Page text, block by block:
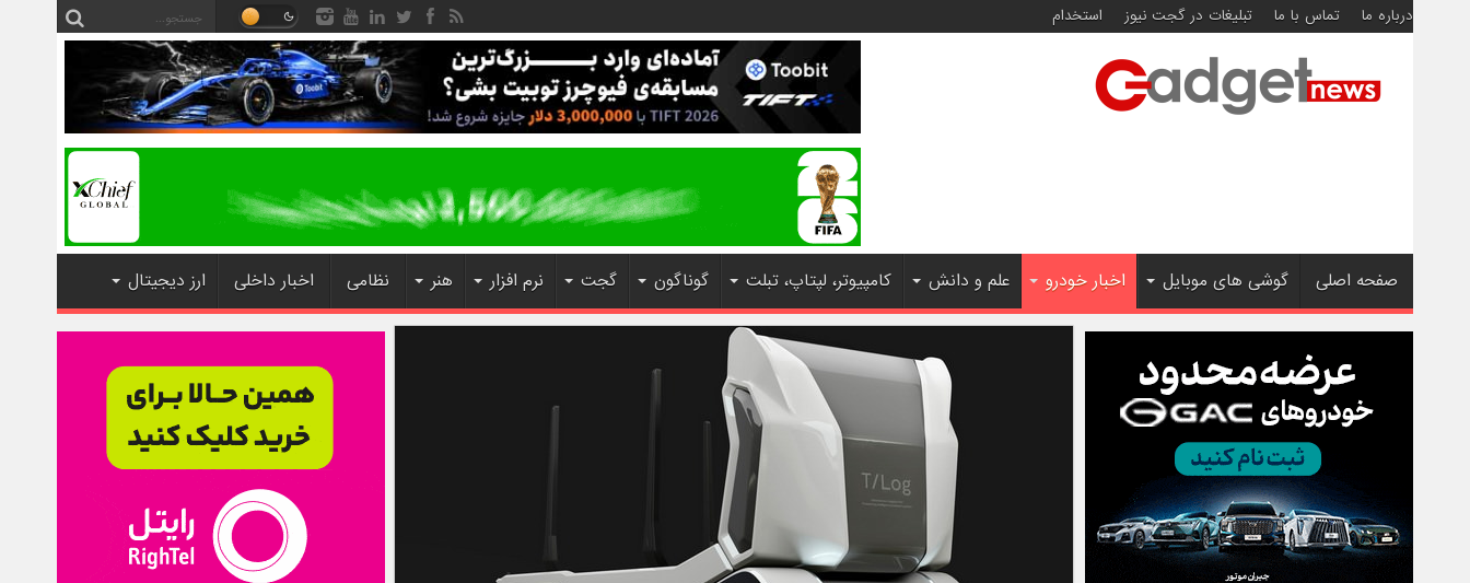
درباره ما تماس با ما تبلیغات در گجت نیوز استخدام
صفحه اصلی گوشی های موبایل اخبار خودرو علم و دانش کامپیوتر، لپتاپ، تبلت گوناگون گجت نرم افزار هنر نظامی اخبار داخلی ارز دیجیتال